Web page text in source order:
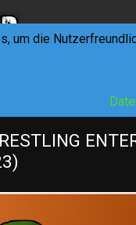
um die